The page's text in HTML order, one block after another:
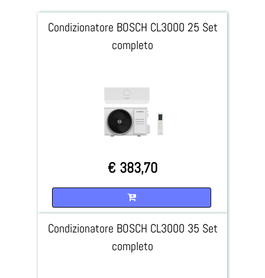
Condizionatore BOSCH CL3000 25 Set
completo
€ 383,70
Condizionatore BOSCH CL3000 35 Set
completo